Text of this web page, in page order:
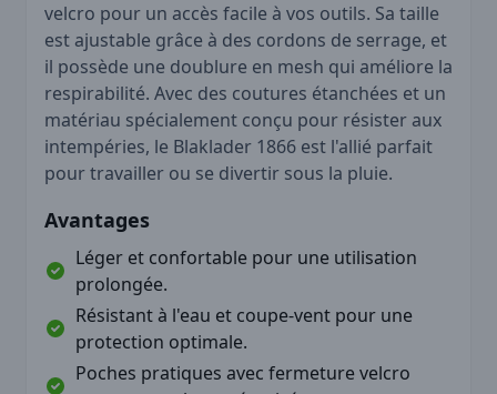
velcro pour un accès facile à vos outils. Sa taille
est ajustable grâce à des cordons de serrage, et
il possède une doublure en mesh qui améliore la
respirabilité. Avec des coutures étanchées et un
matériau spécialement conçu pour résister aux
intempéries, le Blaklader 1866 est l'allié parfait
pour travailler ou se divertir sous la pluie.
Avantages
Léger et confortable pour une utilisation
prolongée.
Résistant à l'eau et coupe-vent pour une
protection optimale.
Poches pratiques avec fermeture velcro